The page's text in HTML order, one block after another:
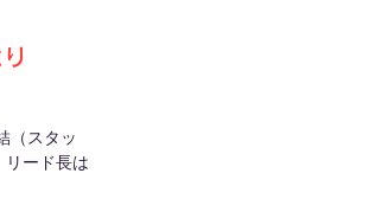
価
格
（スタッ
リード長は